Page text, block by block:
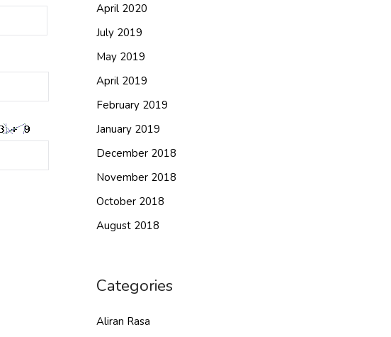
April 2020
July 2019
May 2019
April 2019
February 2019
January 2019
December 2018
November 2018
October 2018
August 2018
Categories
Aliran Rasa